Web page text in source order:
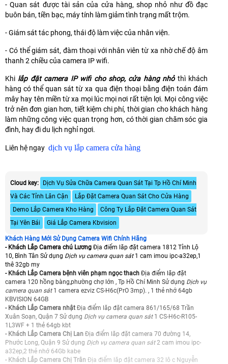
- Quan sát được tài sản của cửa hàng, shop nhỏ như đồ đạc
buôn bán, tiền bạc, máy tính làm giảm tình trạng mất trộm.
- Giám sát tác phong, thái độ làm việc của nhân viện.
- Có thể giám sát, đàm thoại với nhân viên từ xa nhờ chế độ âm
thanh 2 chiều của camera IP wifi.
Khi lắp đặt camera IP wifi cho shop, cửa hàng nhỏthì khách
hàng có thể quan sát từ xa qua điện thoại bằng điện toán đám
mây hay tên miền từ xa mọi lúc mọi nơi rất tiện lợi. Mọi công việc
trở nên đơn gian hơn, tiết kiệm chi phí, thời gian cho khách hàng
làm những công việc quan trọng hơn, có thời gian chăm sóc gia
đình, hay đi du lịch nghỉ ngơi.
Liên hệ ngay dịch vụ lắp camera cửa hàng
Cloud key:
Dịch Vụ Sửa Chữa Camera Quan Sát Tại Tp Hồ Chí Minh
Và Các Tỉnh Lân Cận
Lắp Đặt Camera Quan Sát Cho Cửa Hàng
Demo Lắp Camera Kho Hàng
Công Ty Lắp Đặt Camera Quan Sát
Tại Yên Bái
Giá Lắp Camera Kbvision
Khách Hàng Mới Sử Dụng Camera Wifi Chính Hãng
- Khách Lắp Camera chú Lương Địa điểm lăp đặt camera 1812 Tỉnh Lộ
10, Bình Tân Sử dụng Dịch vụ camera quan sát 1 cam imou ipc-a32ep,1
thê 32gb my
- Khách Lắp Camera bệnh viên phạm ngọc thach Địa điểm lăp đặt
camera 120 hồng bàng,phường chợ lớn , Tp Hồ Chí Minh Sử dụng Dịch vụ
camera quan sát 1 camera ezviz CS-H6c(PrO 3mp). , 1 thẻ nhớ 64gb
KBVISION 64GB
- Khách Lắp Camera nhật Địa điểm lăp đặt camera 861/165/68 Trần
Xuân Soạn, Quận 7 Sử dụng Dịch vụ camera quan sát 1 CS-H6c-R105-
1L3WF + 1 thẻ 64gb kbt
- Khách Lắp Camera Chị Lan Địa điểm lăp đặt camera 70 đường 14,
Phước Long, Quận 9 Sử dụng Dịch vụ camera quan sát2 cam imou ipc-
a32ep,2 thẻ nhớ 64Gb kabe
- Khách Lắp Camera Chị Trân Địa điểm lăp đặt camera 32 lô c Nguyễn